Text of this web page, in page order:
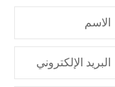
الاسم
البريد الإلكتروني